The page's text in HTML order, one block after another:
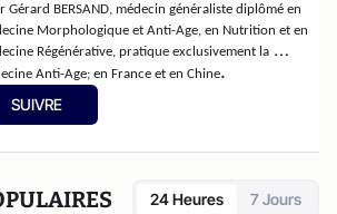
Gérard BERSAND, médecin généraliste diplômé en
Morphologique et Anti-Age, en Nutrition et en
Régénérative, pratique exclusivement la
Anti-Age; en France et en Chine
SUIVRE
24 Heures 7 Jours